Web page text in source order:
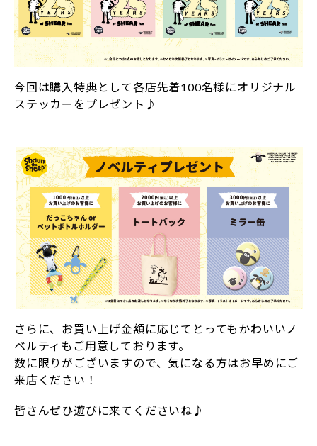
今回は購入特典として各店先着100名様にオリジナル
ステッカーをプレゼント♪
さらに、お買い上げ金額に応じてとってもかわいいノ
ベルティもご用意しております。
数に限りがございますので、気になる方はお早めにご
来店ください！
皆さんぜひ遊びに来てくださいね♪